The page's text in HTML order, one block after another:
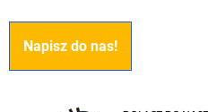
Napisz do nas!